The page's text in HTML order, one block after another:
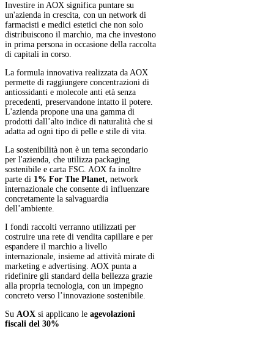
Investire in AOX significa puntare su
un'azienda in crescita, con un network di
farmacisti e medici estetici che non solo
distribuiscono il marchio, ma che investono
in prima persona in occasione della raccolta
di capitali in corso.
La formula innovativa realizzata da AOX
permette di raggiungere concentrazioni di
antiossidanti e molecole anti età senza
precedenti, preservandone intatto il potere.
L'azienda propone una una gamma di
prodotti dall’alto indice di naturalità che si
adatta ad ogni tipo di pelle e stile di vita.
La sostenibilità non è un tema secondario
per l'azienda, che utilizza packaging
sostenibile e carta FSC. AOX fa inoltre
parte di 1% For The Planet, network
internazionale che consente di influenzare
concretamente la salvaguardia
dell’ambiente.
I fondi raccolti verranno utilizzati per
costruire una rete di vendita capillare e per
espandere il marchio a livello
internazionale, insieme ad attività mirate di
marketing e advertising. AOX punta a
ridefinire gli standard della bellezza grazie
alla propria tecnologia, con un impegno
concreto verso l’innovazione sostenibile.
Su AOX si applicano le agevolazioni
fiscali del 30%